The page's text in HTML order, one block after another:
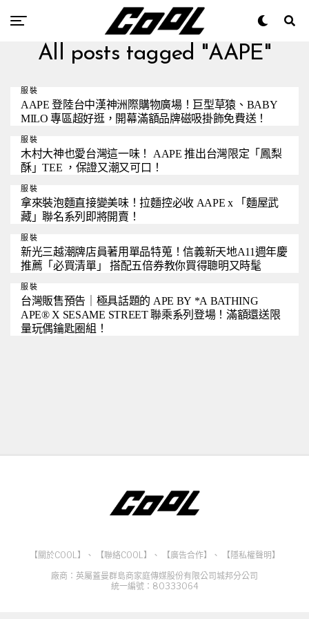
All posts tagged "AAPE"
服裝
AAPE 登陸台中漢神洲際購物廣場！巨型草猿、BABY
MILO 專區超好逛，開幕滿額品牌磁吸掛飾免費送！
服裝
木村大神也愛台灣這一味！ AAPE 推出台灣限定「鳳梨
酥」TEE ，保證又潮又可口！
服裝
拿來裝泡麵直接變美味！拉麵控必收 AAPE x 「麵屋武
藏」聯名系列即將開賣！
服裝
新光三越潮牌店員著用單品特蒐！信義新天地A11週年慶
推薦「必買清單」 搭配五倍券教你買得聰明又時髦
服裝
台灣販售預告｜極具話題的 APE BY *A BATHING
APE® X SESAME STREET 聯乘系列登場！滿額還送限
量玩偶鑰匙圈組！
【關於COOL】 、 【聯絡COOL】 、 【廣告合作】 、
【隱私權聲明】
廠商：英屬蓋曼群島商家庭傳媒股份有限公司城邦分公司
統一編號：80333064